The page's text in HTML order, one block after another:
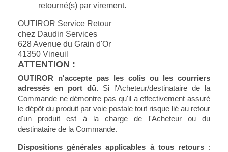
retourné(s) par virement.
OUTIROR Service Retour
chez Daudin Services
628 Avenue du Grain d'Or
41350 Vineuil
ATTENTION :
OUTIROR n'accepte pas les colis ou les courriers
adressés en port dû. Si l'Acheteur/destinataire de la
Commande ne démontre pas qu'il a effectivement assuré
le dépôt du produit par voie postale tout risque lié au retour
d'un produit est à la charge de l'Acheteur ou du
destinataire de la Commande.
Dispositions générales applicables à tous retours: